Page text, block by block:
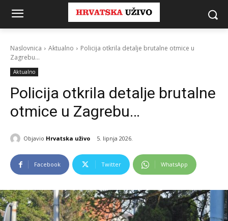
Naslovnica Aktualno
Policija otkrila detalje brutalne otmice u
Zagrebu...
Aktualno
Policija otkrila detalje brutalne
otmice u Zagrebu…
Objavio Hrvatska uživo 5. lipnja 2026.
Facebook Twitter WhatsApp